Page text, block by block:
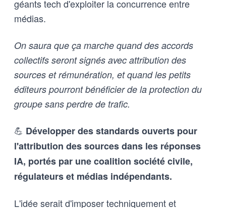
géants tech d'exploiter la concurrence entre
médias.
On saura que ça marche quand des accords
collectifs seront signés avec attribution des
sources et rémunération, et quand les petits
éditeurs pourront bénéficier de la protection du
groupe sans perdre de trafic.
💪 Développer des standards ouverts pour
l'attribution des sources dans les réponses
IA, portés par une coalition société civile,
régulateurs et médias indépendants.
L'idée serait d'imposer techniquement et